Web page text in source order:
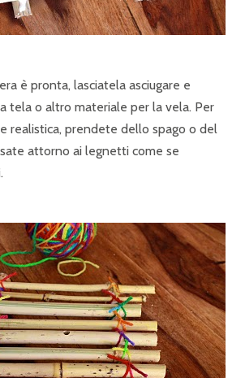
è pronta, lasciatela asciugare e
tela o altro materiale per la vela. Per
realistica, prendete dello spago o del
attorno ai legnetti come se